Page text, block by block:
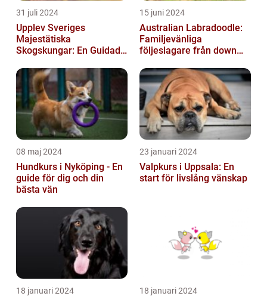
31 juli 2024
Upplev Sveriges
Majestätiska
Skogskungar: En Guidad
15 juni 2024
Australian Labradoodle:
Familjevänliga
följeslagare från down
08 maj 2024
Hundkurs i Nyköping - En
guide för dig och din
bästa vän
23 januari 2024
Valpkurs i Uppsala: En
start för livslång vänskap
18 januari 2024 18 januari 2024